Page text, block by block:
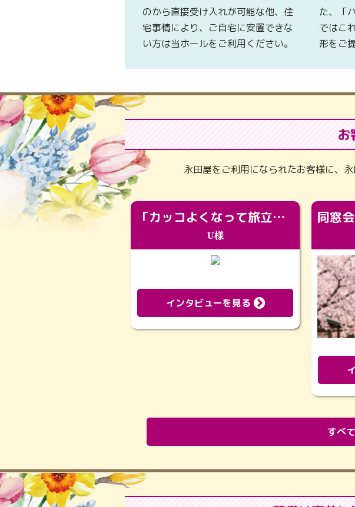
のから直接受け入れが可能な他、住
宅事情により、ご自宅に安置できな
い方は当ホールをご利用ください。
た、「
ではこ
形をご
お
永田屋をご利用になられたお客様に、
「カッコよくなって旅立っていってくれました（笑）もっとカッコいいって言ってあげればよかったな」
U様
インタビューを見る
すべ